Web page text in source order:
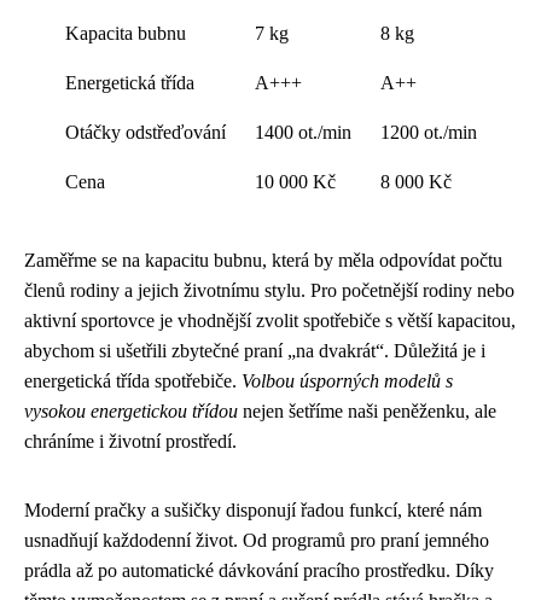
Kapacita bubnu 7 kg 8 kg
Energetická třída A+++ A++
Otáčky odstřeďování 1400 ot./min 1200 ot./min
Cena 10 000 Kč 8 000 Kč
Zaměřme se na kapacitu bubnu, která by měla odpovídat počtu
členů rodiny a jejich životnímu stylu. Pro početnější rodiny nebo
aktivní sportovce je vhodnější zvolit spotřebiče s větší kapacitou,
abychom si ušetřili zbytečné praní „na dvakrát“. Důležitá je i
energetická třída spotřebiče. Volbou úsporných modelů s
vysokou energetickou třídou nejen šetříme naši peněženku, ale
chráníme i životní prostředí.
Moderní pračky a sušičky disponují řadou funkcí, které nám
usnadňují každodenní život. Od programů pro praní jemného
prádla až po automatické dávkování pracího prostředku. Díky